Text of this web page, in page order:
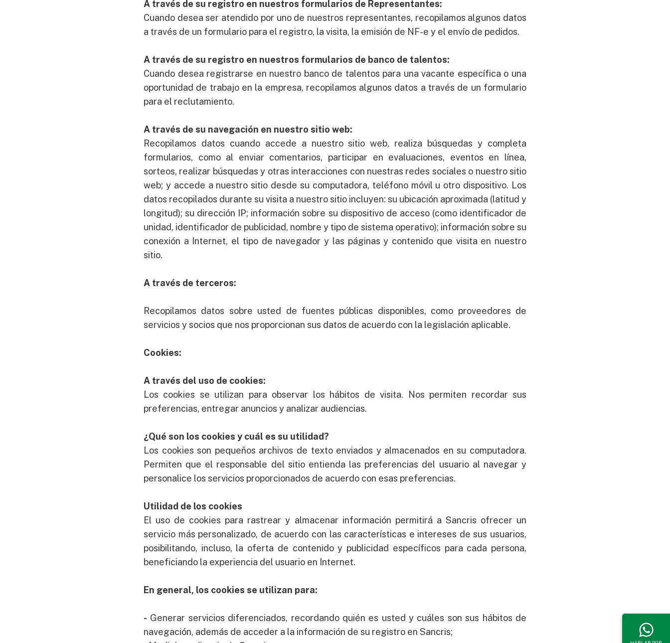
A través de su registro en nuestros formularios de Representantes:
Cuando desea ser atendido por uno de nuestros representantes, recopilamos algunos datos
a través de un formulario para el registro, la visita, la emisión de NF-e y el envío de pedidos.
A través de su registro en nuestros formularios de banco de talentos:
Cuando desea registrarse en nuestro banco de talentos para una vacante específica o una
oportunidad de trabajo en la empresa, recopilamos algunos datos a través de un formulario
para el reclutamiento.
A través de su navegación en nuestro sitio web:
Recopilamos datos cuando accede a nuestro sitio web, realiza búsquedas y completa
formularios, como al enviar comentarios, participar en evaluaciones, eventos en línea,
sorteos, realizar búsquedas y otras interacciones con nuestras redes sociales o nuestro sitio
web; y accede a nuestro sitio desde su computadora, teléfono móvil u otro dispositivo. Los
datos recopilados durante su visita a nuestro sitio incluyen: su ubicación aproximada (latitud y
longitud); su dirección IP; información sobre su dispositivo de acceso (como identificador de
unidad, identificador de publicidad, nombre y tipo de sistema operativo); información sobre su
conexión a Internet, el tipo de navegador y las páginas y contenido que visita en nuestro
sitio.
A través de terceros:
Recopilamos datos sobre usted de fuentes públicas disponibles, como proveedores de
servicios y socios que nos proporcionan sus datos de acuerdo con la legislación aplicable.
Cookies:
A través del uso de cookies:
Los cookies se utilizan para observar los hábitos de visita. Nos permiten recordar sus
preferencias, entregar anuncios y analizar audiencias.
¿Qué son los cookies y cuál es su utilidad?
Los cookies son pequeños archivos de texto enviados y almacenados en su computadora.
Permiten que el responsable del sitio entienda las preferencias del usuario al navegar y
personalice los servicios proporcionados de acuerdo con esas preferencias.
Utilidad de los cookies
El uso de cookies para rastrear y almacenar información permitirá a Sancris ofrecer un
servicio más personalizado, de acuerdo con las características e intereses de sus usuarios,
posibilitando, incluso, la oferta de contenido y publicidad específicos para cada persona,
beneficiando la experiencia del usuario en Internet.
En general, los cookies se utilizan para:
- Generar servicios diferenciados, recordando quién es usted y cuáles son sus hábitos de
navegación, además de acceder a la información de su registro en Sancris;